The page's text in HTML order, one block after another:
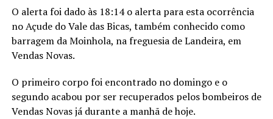
O alerta foi dado às 18:14 o alerta para esta ocorrência
no Açude do Vale das Bicas, também conhecido como
barragem da Moinhola, na freguesia de Landeira, em
Vendas Novas.
O primeiro corpo foi encontrado no domingo e o
segundo acabou por ser recuperados pelos bombeiros de
Vendas Novas já durante a manhã de hoje.